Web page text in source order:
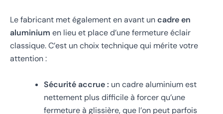
Le fabricant met également en avant uncadre en
aluminium en lieu et place d’une fermeture éclair
classique. C’est un choix technique qui mérite votre
attention :
Sécurité accrue : un cadre aluminium est
nettement plus difficile à forcer qu’une
fermeture à glissière, que l’on peut parfois